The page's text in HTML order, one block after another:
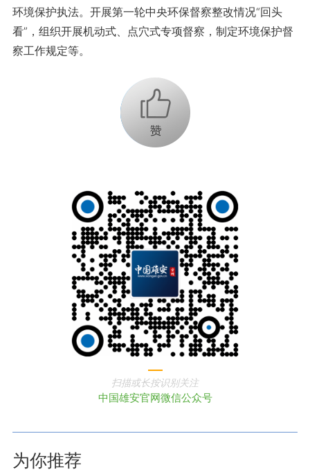
环境保护执法。开展第一轮中央环保督察整改情况“回头
看”，组织开展机动式、点穴式专项督察，制定环境保护督
察工作规定等。
+1
扫描或长按识别关注
中国雄安官网微信公众号
为你推荐